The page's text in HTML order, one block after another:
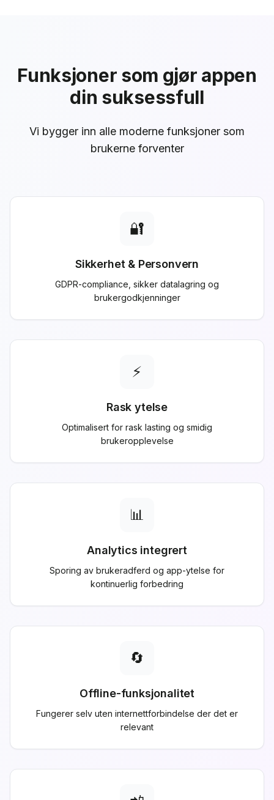
Funksjoner som gjør appen
din suksessfull
Vi bygger inn alle moderne funksjoner som
brukerne forventer
🔐
Sikkerhet & Personvern
GDPR-compliance, sikker datalagring og
brukergodkjenninger
⚡
Rask ytelse
Optimalisert for rask lasting og smidig
brukeropplevelse
📊
Analytics integrert
Sporing av brukeradferd og app-ytelse for
kontinuerlig forbedring
🔄
Offline-funksjonalitet
Fungerer selv uten internettforbindelse der det er
relevant